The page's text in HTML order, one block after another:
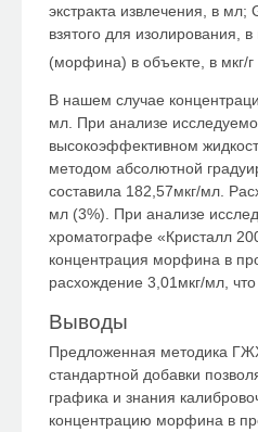
экстракта извлечения, в
взятого для изолирования,
(морфина) в объекте, в мкг/
В нашем случае
мл. При анализе
высокоэффективном
методом абсолютной
составила 182,57мкг/мл.
мл (3%). При анализе
хроматографе «Кристалл
концентрация морфина в
расхождение 3,01мкг/мл,
Выводы
Предложенная методика
стандартной добавки
графика и знания
концентрацию морфина в